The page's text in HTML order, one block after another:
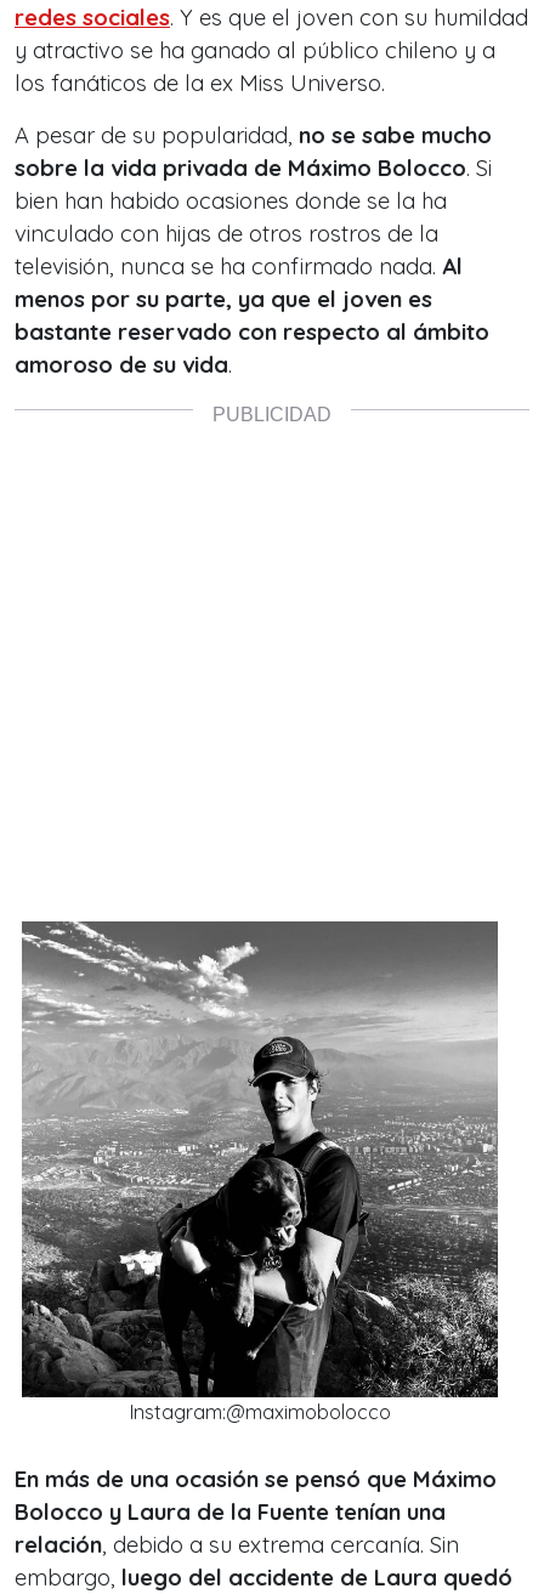
redes sociales. Y es que el joven con su humildad
y atractivo se ha ganado al público chileno y a
los fanáticos de la ex Miss Universo.
A pesar de su popularidad, no se sabe mucho
sobre la vida privada de Máximo Bolocco. Si
bien han habido ocasiones donde se la ha
vinculado con hijas de otros rostros de la
televisión, nunca se ha confirmado nada. Al
menos por su parte, ya que el joven es
bastante reservado con respecto al ámbito
amoroso de su vida.
Instagram:@maximobolocco
En más de una ocasión se pensó que Máximo
Bolocco y Laura de la Fuente tenían una
relación, debido a su extrema cercanía. Sin
embargo, luego del accidente de Laura quedó